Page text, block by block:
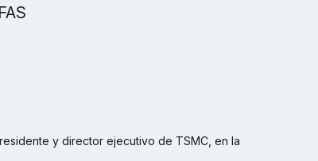
y director ejecutivo de TSMC, en la